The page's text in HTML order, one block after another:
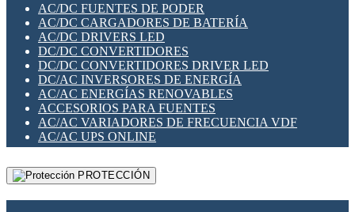
SWITCH Y MICROSWITCH
TARJETAS PI
UNIÓN Y DERIVACIÓN DE CABLE
PLACAS MODULARES IOT
SWITCHES Y REDES WIFI
SOLUCIONES IOT
SOLUCIONES LORAWAN
SOLUCIONES RED CELULAR
SEGURIDAD PARA REDES
SWITCHES LAN
TELEFONÍA IP (VOIP)
VIGILANCIA IP (CCTV)
MESHTASTIC
AC/DC FUENTES DE PODER
AC/DC CARGADORES DE BATERÍA
AC/DC DRIVERS LED
DC/DC CONVERTIDORES
DC/DC CONVERTIDORES DRIVER LED
DC/AC INVERSORES DE ENERGÍA
AC/AC ENERGÍAS RENOVABLES
ACCESORIOS PARA FUENTES
AC/AC VARIADORES DE FRECUENCIA VDF
AC/AC UPS ONLINE
PROTECCIÓN